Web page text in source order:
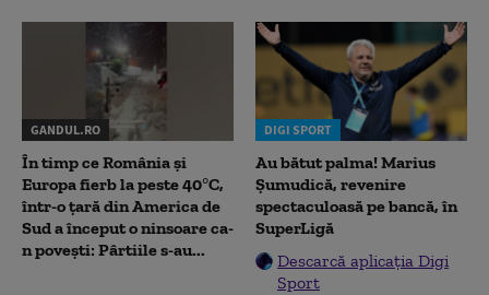
GANDUL.RO
În timp ce România și
Europa fierb la peste 40°C,
într-o țară din America de
Sud a început o ninsoare ca-
n povești: Pârtiile s-au...
DIGI SPORT
Au bătut palma! Marius
Șumudică, revenire
spectaculoasă pe bancă, în
SuperLigă
Descarcă aplicația Digi
Sport